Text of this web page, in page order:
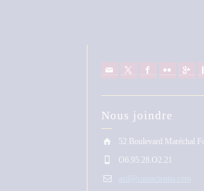
Nous joindre
52 Boulevard Maréchal
O6.95.28.O2.21